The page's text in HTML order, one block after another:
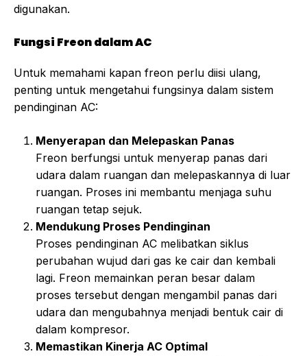
digunakan.
Fungsi Freon dalam AC
Untuk memahami kapan freon perlu diisi ulang,
penting untuk mengetahui fungsinya dalam sistem
pendinginan AC:
Menyerapan dan Melepaskan Panas
Freon berfungsi untuk menyerap panas dari
udara dalam ruangan dan melepaskannya di luar
ruangan. Proses ini membantu menjaga suhu
ruangan tetap sejuk.
Mendukung Proses Pendinginan
Proses pendinginan AC melibatkan siklus
perubahan wujud dari gas ke cair dan kembali
lagi. Freon memainkan peran besar dalam
proses tersebut dengan mengambil panas dari
udara dan mengubahnya menjadi bentuk cair di
dalam kompresor.
Memastikan Kinerja AC Optimal